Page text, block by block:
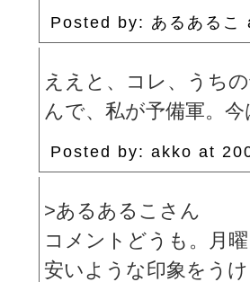
Posted by: あるある
ええと、コレ、うち
んで、私が予備軍。
Posted by: akko at
>あるあるこさん
コメントどうも。月
安いような印象をう